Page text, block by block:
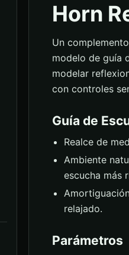
Horn
Un
modelo de guía
modelar
con controles
Guía de
Realce de
Ambiente
escucha más
relajado.
Parámetros